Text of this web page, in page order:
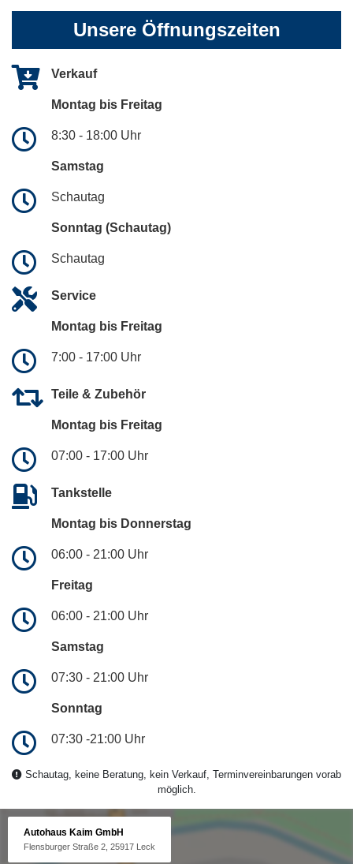
Unsere Öffnungszeiten
Verkauf
Montag bis Freitag
8:30 - 18:00 Uhr
Samstag
Schautag
Sonntag (Schautag)
Schautag
Service
Montag bis Freitag
7:00 - 17:00 Uhr
Teile & Zubehör
Montag bis Freitag
07:00 - 17:00 Uhr
Tankstelle
Montag bis Donnerstag
06:00 - 21:00 Uhr
Freitag
06:00 - 21:00 Uhr
Samstag
07:30 - 21:00 Uhr
Sonntag
07:30 -21:00 Uhr
Schautag, keine Beratung, kein Verkauf, Terminvereinbarungen vorab
möglich.
Autohaus Kaim GmbH
Flensburger Straße 2, 25917 Leck